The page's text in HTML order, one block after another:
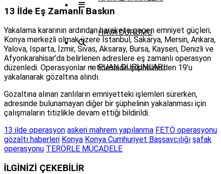
HAVA DURUMU
PUAN DURUMLARI
13 İlde Eş Zamanlı Baskın
Yakalama kararının ardından harekete geçen emniyet güçleri;
Konya merkezli olmak üzere İstanbul, Sakarya, Mersin, Ankara,
Yalova, Isparta, İzmir, Sivas, Aksaray, Bursa, Kayseri, Denizli ve
Afyonkarahisar’da belirlenen adreslere eş zamanlı operasyon
düzenledi. Operasyonlar neticesinde şüphelilerden 19’u
yakalanarak gözaltına alındı.
Gözaltına alınan zanlıların emniyetteki işlemleri sürerken,
adresinde bulunamayan diğer bir şüphelinin yakalanması için
çalışmaların titizlikle devam ettiği bildirildi.
13 ilde operasyon askeri mahrem yapılanma FETÖ operasyonu
gözaltı haberleri Konya Konya Cumhuriyet Başsavcılığı şafak
operasyonu TERÖRLE MÜCADELE
İLGİNİZİ ÇEKEBİLİR